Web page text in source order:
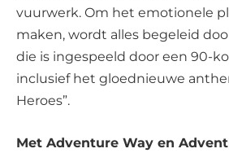
vuurwerk. Om het emotionele
maken, wordt alles begeleid
die is ingespeeld door een 90-
inclusief het gloednieuwe
Heroes”.
Met Adventure Way en